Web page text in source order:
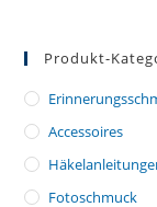
Produkt-
Accessoires
Fotoschmuck